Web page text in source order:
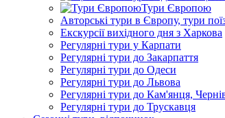
Тури Європою
Авторські тури в Європу, тури
Екскурсії вихідного дня з Харкова
Регулярні тури у Карпати
Регулярні тури до Закарпаття
Регулярні тури до Одеси
Регулярні тури до Львова
Регулярні тури до Кам'янця,
Регулярні тури до Трускавця